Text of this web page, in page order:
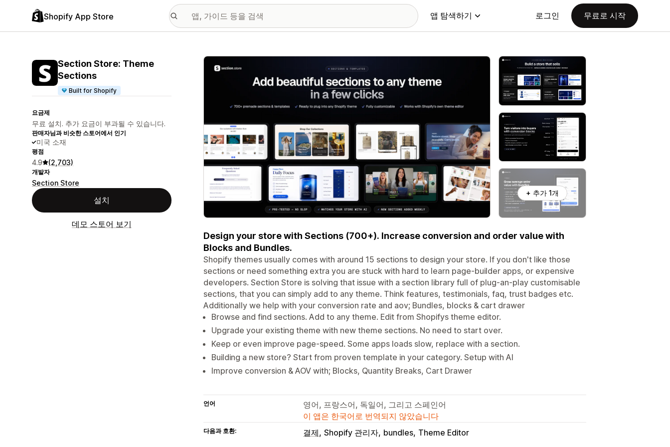
Shopify App Store 앱 탐색하기 로그인 무료로 시작
Section Store: Theme
Sections
Built for Shopify
요금제
무료 설치. 추가 요금이 부과될 수 있습니다.
판매자님과 비슷한 스토어에서 인기
미국 소재
평점
4.9 (2,703)
개발자
Section Store
설치
데모 스토어 보기
추천 이미지 갤러리
+ 추가 1개
Design your store with Sections (700+). Increase conversion and order value with
Blocks and Bundles.
Shopify themes usually comes with around 15 sections to design your store. If you don't like those
sections or need something extra you are stuck with hard to learn page-builder apps, or expensive
developers. Section Store is solving that issue with a section library full of plug-an-play customisable
sections, that you can simply add to any theme. Think features, testimonials, faq, trust badges etc.
Additionally we help with your conversion rate and aov; Bundles, blocks & cart drawer
Browse and find sections. Add to any theme. Edit from Shopifys theme editor.
Upgrade your existing theme with new theme sections. No need to start over.
Keep or even improve page-speed. Some apps loads slow, replace with a section.
Building a new store? Start from proven template in your category. Setup with AI
Improve conversion & AOV with; Blocks, Quantity Breaks, Cart Drawer
언어
영어, 프랑스어, 독일어, 그리고 스페인어
이 앱은 한국어로 번역되지 않았습니다
다음과 호환: 결제 Shopify 관리자 bundles Theme Editor